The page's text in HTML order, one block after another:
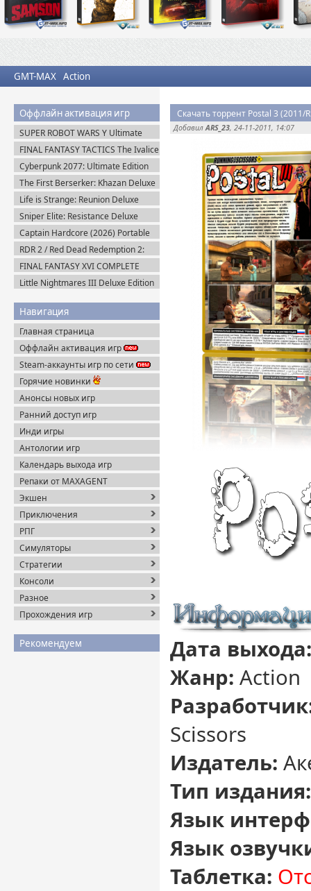
GMT-MAX Action
Оффлайн активация игр
SUPER ROBOT WARS Y Ultimate
Edition + Все DLC (2025) Пиратка
FINAL FANTASY TACTICS The Ivalice
Chronicles (2025) Steam-Rip
Cyberpunk 2077: Ultimate Edition
v.2.31a + Все DLC (2025) Portable
The First Berserker: Khazan Deluxe
Edition (2025) Пиратка
Life is Strange: Reunion Deluxe
Edition (2026) Steam-Rip
Sniper Elite: Resistance Deluxe
Edition (2025) Steam-Rip
Captain Hardcore (2026) Portable
RDR 2 / Red Dead Redemption 2:
Ultimate Edition v.1491.50 (2019)
Пиратка
FINAL FANTASY XVI COMPLETE
EDITION v.1.03 (2024) Пиратка
Little Nightmares III Deluxe Edition
Навигация
Главная страница
Оффлайн активация игр
Steam-аккаунты игр по сети
Горячие новинки
Анонсы новых игр
Ранний доступ игр
Инди игры
Антологии игр
Календарь выхода игр
Репаки от MAXAGENT
Экшен
Приключения
РПГ
Симуляторы
Стратегии
Консоли
Разное
Прохождения игр
Рекомендуем
Скачать торрент Postal 3 (2011/
ДобавилARS_23, 24-11-2011, 14:07
Дата выхода:
Жанр: Action
Scissors
Издатель:
Тип издания:
Язык
Язык
Таблетка: